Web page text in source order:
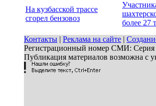
На кузбасской трассе
сгорел бензовоз
более 27
Контакты | Реклама на сайте |
Регистрационный номер СМИ: Серия
Публикация материалов возможна с